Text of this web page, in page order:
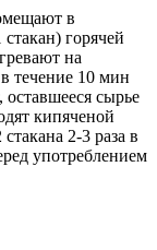
в
горячей
на
течение 10 мин
сырье
кипяченой
2-3 раза в
употреблением